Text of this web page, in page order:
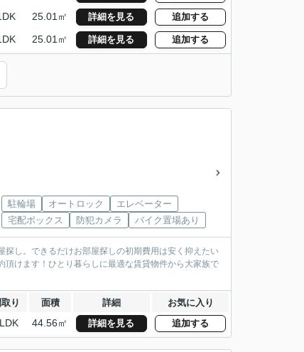
25.01㎡ 詳細を見る 追加する
25.01㎡ 詳細を見る 追加する
駐輪場 オートロック
エレベーター
宅配ボックス
防犯カメラ バイク置場あり
し。できるだけお部屋探しの初期費用は安く抑えたい
けます！ひとり暮らしに最適な賃貸物件から大家族で
取り 面積 詳細 お気に入り
44.56㎡ 詳細を見る 追加する